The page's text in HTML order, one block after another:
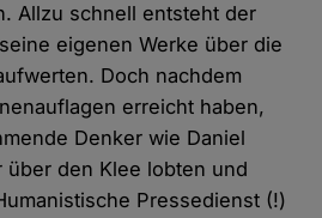
Allzu schnell entsteht der
eigenen Werke über die
Doch nachdem
erreicht haben,
Denker wie Daniel
über den Klee lobten und
Pressedienst (!)